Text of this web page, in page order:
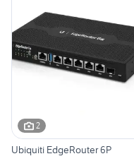
2
Ubiquiti EdgeRouter 6P